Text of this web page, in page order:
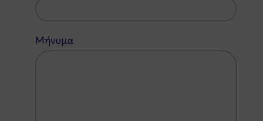
Μήνυμα